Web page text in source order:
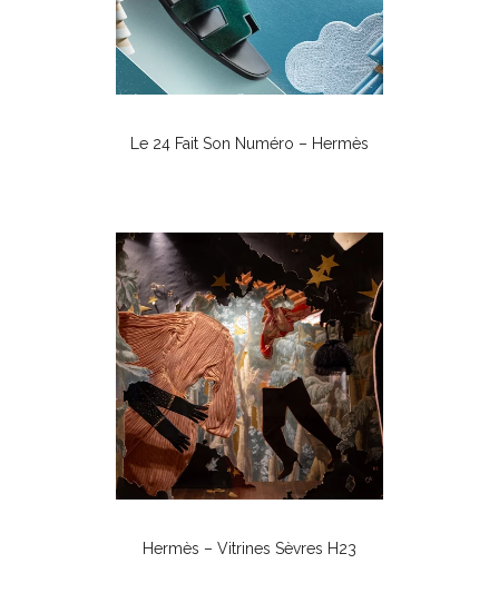
Le 24 Fait Son Numéro – Hermès
Hermès – Vitrines Sèvres H23